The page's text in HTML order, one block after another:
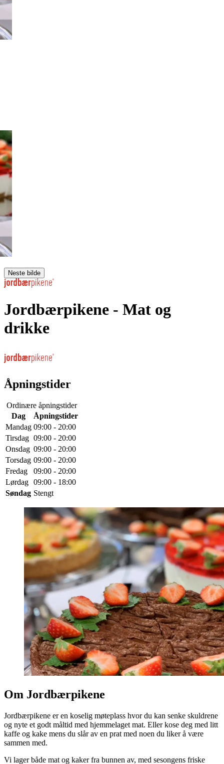
Neste bilde
Jordbærpikene - Mat og
drikke
Åpningstider
Ordinære åpningstider
Dag
Åpningstider
Mandag 09:00 - 20:00
Tirsdag 09:00 - 20:00
Onsdag 09:00 - 20:00
Torsdag 09:00 - 20:00
Fredag
09:00 - 20:00
Lørdag 09:00 - 18:00
Søndag Stengt
Om Jordbærpikene
Jordbærpikene er en koselig møteplass hvor du kan senke skuldrene
og nyte et godt måltid med hjemmelaget mat. Eller kose deg med litt
kaffe og kake mens du slår av en prat med noen du liker å være
sammen med.
Vi lager både mat og kaker fra bunnen av, med sesongens friske